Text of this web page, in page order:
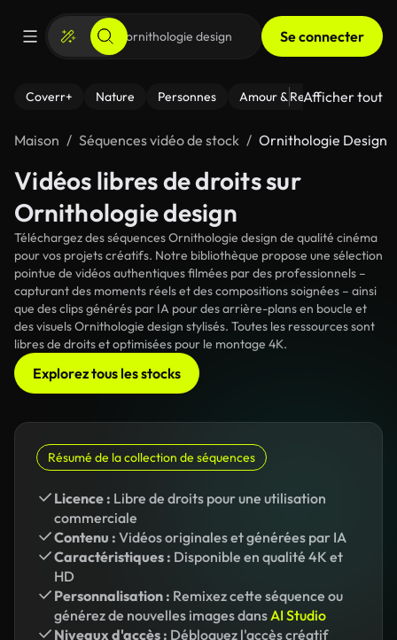
Se connecter
Coverr+ Nature Personnes Amour & Relations Le
Afficher tout
Maison Séquences vidéo de stock Ornithologie Design
Vidéos libres de droits sur
Ornithologie design
Téléchargez des séquences Ornithologie design de qualité cinéma
pour vos projets créatifs. Notre bibliothèque propose une sélection
pointue de vidéos authentiques filmées par des professionnels –
capturant des moments réels et des compositions soignées – ainsi
que des clips générés par IA pour des arrière-plans en boucle et
des visuels Ornithologie design stylisés. Toutes les ressources sont
libres de droits et optimisées pour le montage 4K.
Explorez tous les stocks
Résumé de la collection de séquences
Licence : Libre de droits pour une utilisation
commerciale
Contenu : Vidéos originales et générées par IA
Caractéristiques : Disponible en qualité 4K et
HD
Personnalisation : Remixez cette séquence ou
générez de nouvelles images dansAI Studio
Niveaux d'accès : Débloquez l'accès créatif